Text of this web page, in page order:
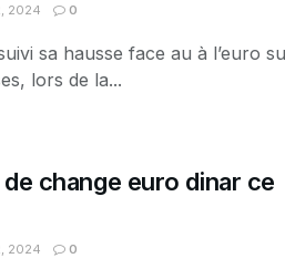
2024 0
sa hausse face au à l’euro
lors de la...
change euro dinar ce
2024 0